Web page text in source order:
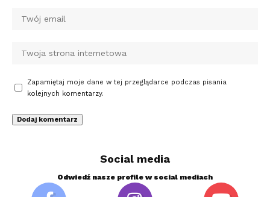
Zapamiętaj moje dane w tej przeglądarce podczas pisania
kolejnych komentarzy.
Social media
Odwiedź nasze profile w social mediach